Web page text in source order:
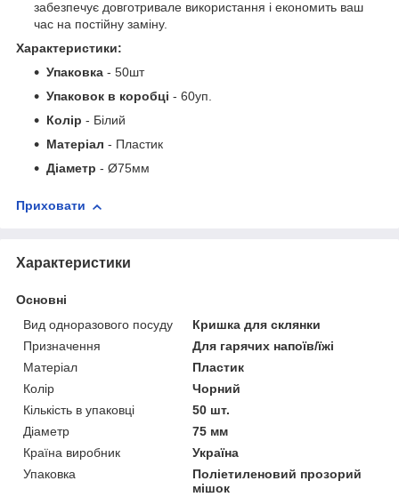
забезпечує довготривале використання і економить ваш
час на постійну заміну.
Характеристики:
Упаковка - 50шт
Упаковок в коробці - 60уп.
Колір - Білий
Матеріал - Пластик
Діаметр - Ø75мм
Приховати
Характеристики
Основні
Вид одноразового посуду
Кришка для склянки
Призначення
Для гарячих напоїв/їжі
Матеріал
Пластик
Колір
Чорний
Кількість в упаковці
50 шт.
Діаметр
75 мм
Країна виробник
Україна
Упаковка
Поліетиленовий прозорий
мішок